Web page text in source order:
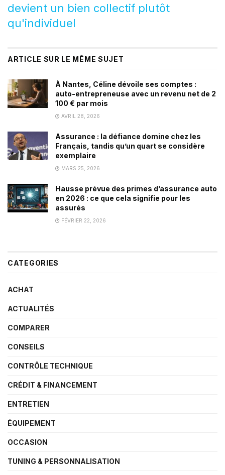
devient un bien collectif plutôt
qu'individuel
ARTICLE SUR LE MÊME SUJET
À Nantes, Céline dévoile ses comptes :
auto-entrepreneuse avec un revenu net de 2
100 € par mois
AVRIL 28, 2026
Assurance : la défiance domine chez les
Français, tandis qu’un quart se considère
exemplaire
MARS 25, 2026
Hausse prévue des primes d’assurance auto
en 2026 : ce que cela signifie pour les
assurés
FÉVRIER 22, 2026
CATEGORIES
ACHAT
ACTUALITÉS
COMPARER
CONSEILS
CONTRÔLE TECHNIQUE
CRÉDIT & FINANCEMENT
ENTRETIEN
ÉQUIPEMENT
OCCASION
TUNING & PERSONNALISATION